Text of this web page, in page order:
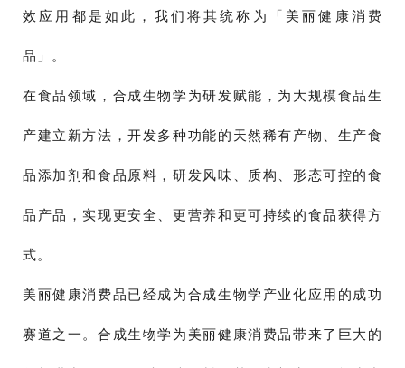
效应用都是如此，我们将其统称为「美丽健康消费
品」。
在食品领域，合成生物学为研发赋能，为大规模食品生
产建立新方法，开发多种功能的天然稀有产物、生产食
品添加剂和食品原料，研发风味、质构、形态可控的食
品产品，实现更安全、更营养和更可持续的食品获得方
式。
美丽健康消费品已经成为合成生物学产业化应用的成功
赛道之一。合成生物学为美丽健康消费品带来了巨大的